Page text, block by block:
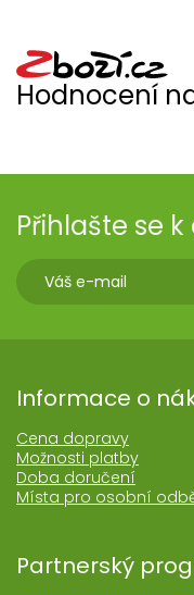
Hodnocení
Přihlašte se
Informace o
Cena dopravy
Možnosti platby
Doba doručení
Místa pro osobní
Partnerský